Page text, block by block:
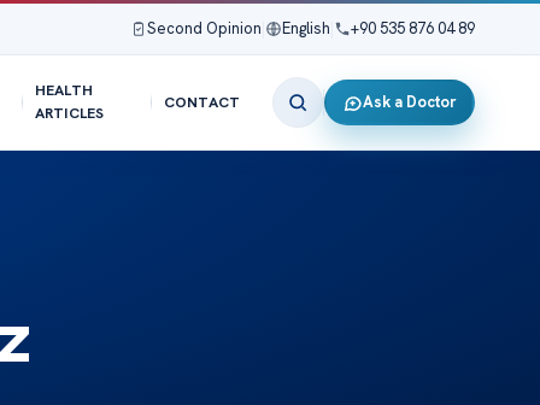
Second Opinion English +90 535 876 04 89
HEALTH
ARTICLES
CONTACT Ask a Doctor